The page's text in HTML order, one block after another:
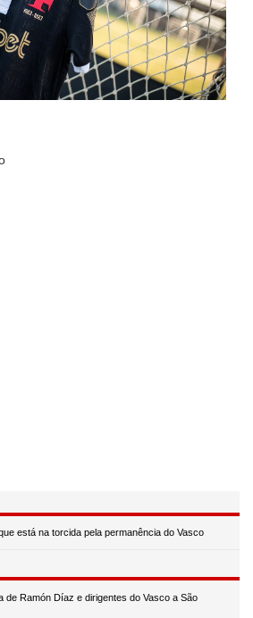
está na torcida pela permanência do Vasco
de Ramón Díaz e dirigentes do Vasco a São